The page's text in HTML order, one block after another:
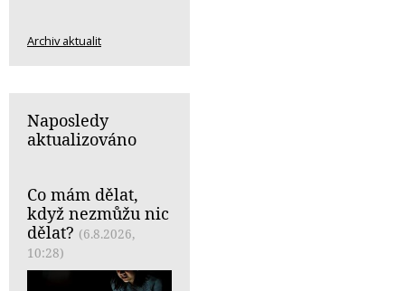
Archiv aktualit
Naposledy
aktualizováno
Co mám dělat,
když nezmůžu nic
dělat? (6.8.2026,
10:28)